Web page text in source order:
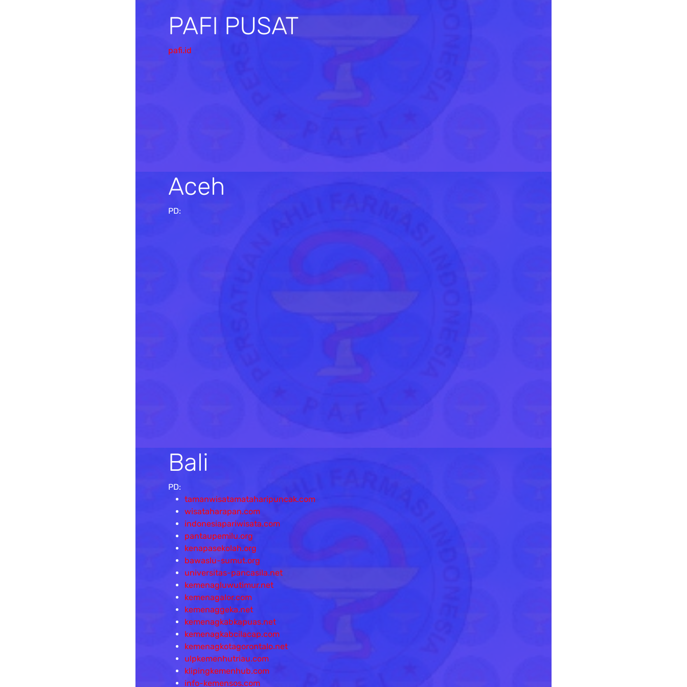
PAFI PUSAT
pafi.id
Aceh
PD:
Bali
PD:
tamanwisatamataharipuncak.com
wisataharapan.com
indonesiapariwisata.com
pantaupemilu.org
kenapasekolah.org
bawaslu-sumut.org
universitas-pancasila.net
kemenagluwutimur.net
kemenagalor.com
kemenaggeka.net
kemenagkabkapuas.net
kemenagkabcilacap.com
kemenagkotagorontalo.net
ulpkemenhutriau.com
klipingkemenhub.com
info-kemensos.com